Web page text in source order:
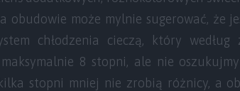
obudowie może mylnie sugerować, że
chłodzenia cieczą, który według
8 stopni, ale nie
stopni mniej nie zrobią różnicy, a